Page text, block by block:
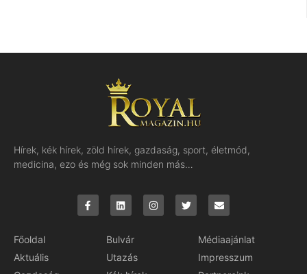
Hírek, kék hírek, zöld hírek, gazdaság, sport, életmód,
medicina, ezo és még sok minden más…
Főoldal
Aktuális
Bulvár
Utazás
Médiaajánlat
Impresszum